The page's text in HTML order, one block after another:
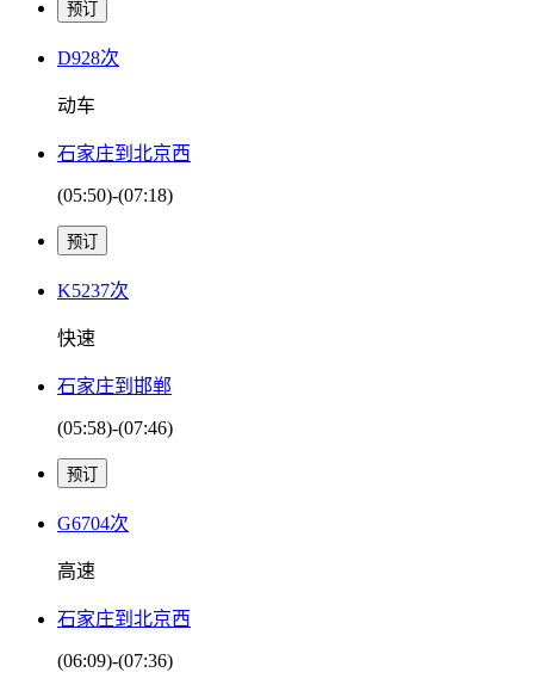
D928次
动车
石家庄到北京西
(05:50)-(07:18)
K5237次
快速
石家庄到邯郸
(05:58)-(07:46)
G6704次
高速
石家庄到北京西
(06:09)-(07:36)